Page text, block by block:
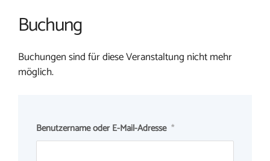
Buchung
Buchungen sind für diese Veranstaltung nicht mehr
möglich.
Benutzername oder E-Mail-Adresse *